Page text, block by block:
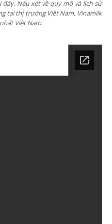
Nếu xét về quy mô và lịch sử
tại thị trường Việt Nam, Vinamilk
Việt Nam.